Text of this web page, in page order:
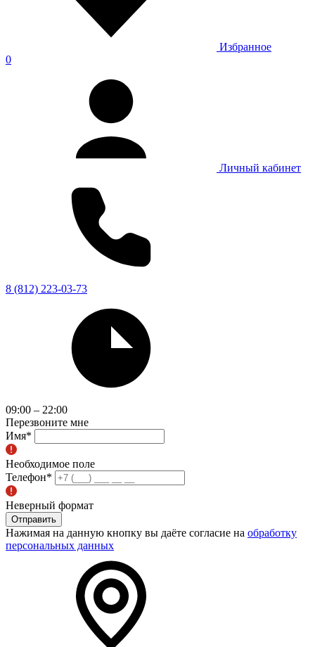
Избранное
0
Личный кабинет
8 (812) 223-03-73
09:00 – 22:00
Перезвоните мне
Имя*
Необходимое поле
Телефон*
Неверный формат
Отправить
Нажимая на данную кнопку вы даёте согласие на обработку
персональных данных